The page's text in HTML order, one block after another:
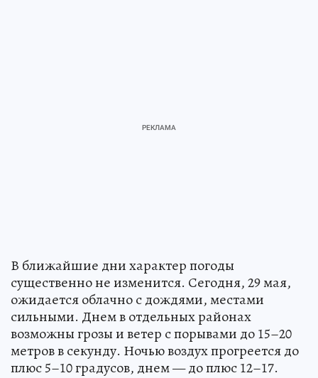
В ближайшие дни характер погоды
существенно не изменится. Сегодня, 29 мая,
ожидается облачно с дождями, местами
сильными. Днем в отдельных районах
возможны грозы и ветер с порывами до 15–20
метров в секунду. Ночью воздух прогреется до
плюс 5–10 градусов, днем — до плюс 12–17.